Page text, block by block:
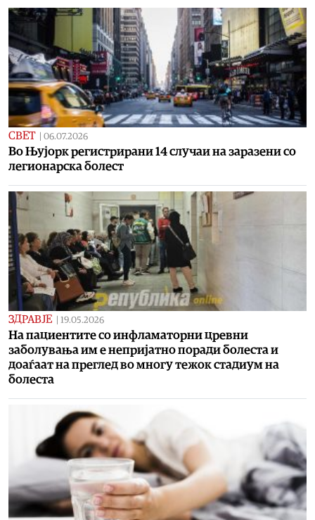
СВЕТ 06.07.2026
Во Њујорк регистрирани 14 случаи на заразени со
легионарска болест
ЗДРАВЈЕ 19.05.2026
На пациентите со инфламаторни цревни
заболувања им е непријатно поради болеста и
доаѓаат на преглед во многу тежок стадиум на
болеста